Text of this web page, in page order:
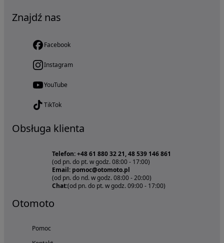
Znajdź nas
Facebook
Instagram
YouTube
TikTok
Obsługa klienta
Telefon: +48 61 880 32 21, 48 539 146 861
(od pn. do pt. w godz. 08:00 - 17:00)
Email: pomoc@otomoto.pl
(od pn. do nd. w godz. 08:00 - 20:00)
Chat:(od pn. do pt. w godz. 09:00 - 17:00)
Otomoto
Pomoc